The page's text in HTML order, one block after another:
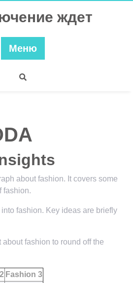
ждет
Меню
about fashion. It covers some
fashion.
fashion. Key ideas are briefly
fashion to round off the
Fashion 3